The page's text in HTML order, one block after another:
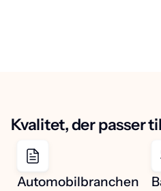
Kvalitet, der passer
Automobilbranchen